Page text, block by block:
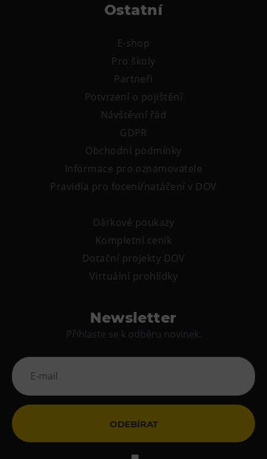
Ostatní
E-shop
Pro školy
Partneři
Potvrzení o pojištění
Návštěvní řád
GDPR
Obchodní podmínky
Informace pro oznamovatele
Pravidla pro focení/natáčení v DOV
Dárkové poukazy
Kompletní ceník
Dotační projekty DOV
Virtuální prohlídky
Newsletter
Přihlaste se k odběru novinek.
ODEBÍRAT